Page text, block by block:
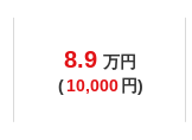
8.9 万円
( 10,000 円)